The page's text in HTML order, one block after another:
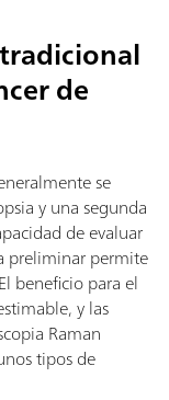
de
se
y una segunda
de evaluar
preliminar permite
beneficio para el
y las
Raman
tipos de